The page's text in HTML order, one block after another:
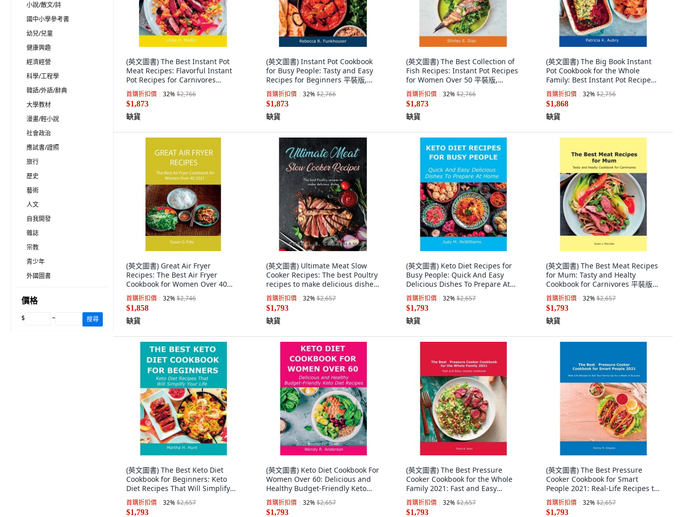
小說/散文/詩
國中小學參考書
幼兒/兒童
健康興趣
經濟經營
科學/工程學
韓語/外語/辭典
大學教材
漫畫/輕小說
社會政治
應試書/證照
旅行
歷史
藝術
人文
自我開發
雜誌
宗教
青少年
外國圖書
價格
$ ~ 搜尋
(英文圖書) The Best Instant Pot
Meat Recipes: Flavorful Instant
Pot Recipes for Carnivores
People 平裝版, Linda H. Modlin,
英文
首購折扣價 32%$2,766
$1,873
缺貨
(英文圖書) Instant Pot Cookbook
for Busy People: Tasty and Easy
Recipes for Beginners 平裝版,
Rebecca R. Funkhouser, 英文
首購折扣價 32%$2,766
$1,873
缺貨
(英文圖書) The Best Collection of
Fish Recipes: Instant Pot Recipes
for Women Over 50 平裝版,
Shirley E. Diaz, 英文
首購折扣價 32%$2,766
$1,873
缺貨
(英文圖書) The Big Book Instant
Pot Cookbook for the Whole
Family: Best Instant Pot Recipes!
平裝版, Patricia K. Aubry, 英文
首購折扣價 32%$2,756
$1,868
缺貨
(英文圖書) Great Air Fryer
Recipes: The Best Air Fryer
Cookbook for Women Over 40
2021 平裝版, Susan G. Fritz, 英文
首購折扣價 32%$2,746
$1,858
缺貨
(英文圖書) Ultimate Meat Slow
Cooker Recipes: The best Poultry
recipes to make delicious dishes
平裝版, Cheryl B. Cheatham, 英文
首購折扣價 32%$2,657
$1,793
缺貨
(英文圖書) Keto Diet Recipes for
Busy People: Quick And Easy
Delicious Dishes To Prepare At
Home 平裝版, Judy M.
McWilliams, 英文
首購折扣價 32%$2,657
$1,793
缺貨
(英文圖書) The Best Meat Recipes
for Mum: Tasty and Healty
Cookbook for Carnivores 平裝版,
Susan J. Marcotte, 英文
首購折扣價 32%$2,657
$1,793
缺貨
(英文圖書) The Best Keto Diet
Cookbook for Beginners: Keto
Diet Recipes That Will Simplify
Your Life 平裝版, Martha H. Hunt,
英文
首購折扣價 32%$2,657
$1,793
(英文圖書) Keto Diet Cookbook For
Women Over 60: Delicious and
Healthy Budget-Friendly Keto
Diet Recipes 平裝版, Wendy R.
Anderson, 英文
首購折扣價 32%$2,657
$1,793
(英文圖書) The Best Pressure
Cooker Cookbook for the Whole
Family 2021: Fast and Easy
recipes cookbook 平裝版, Thalia
R. Reed, 英文
首購折扣價 32%$2,657
$1,793
(英文圖書) The Best Pressure
Cooker Cookbook for Smart
People 2021: Real-Life Recipes to
Set Your Family... 平裝版, Tammy
M. Delgado, 英文
首購折扣價 32%$2,657
$1,793